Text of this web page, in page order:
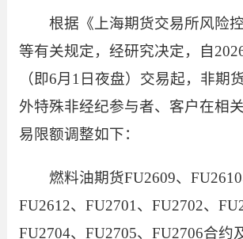
根据《上海期货交易所风险
等有关规定，经研究决定，自
（即6月1日夜盘） 交易起， 非期
外特殊非经纪参与者、客户在相
易限额调整如下：
燃料油期货FU2609、FU2610
FU2612、FU2701、FU2702、
FU2704、FU2705、FU2706合约